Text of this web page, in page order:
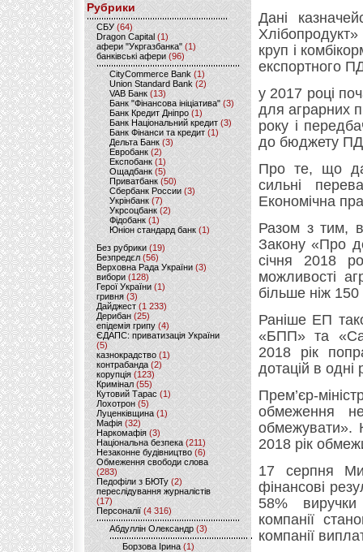
Рубрики
CБУ (64)
Dragon Capital (1)
афери "Укргазбанка" (1)
банківські афери (96)
CityCommerce Bank (1)
Union Standard Bank (2)
VAB Банк (13)
Банк "Фінансова ініціатива" (3)
Банк Кредит Дніпро (1)
Банк Національний кредит (3)
Банк Фінанси та кредит (1)
Дельта Банк (3)
Евробанк(2)
Експобанк (1)
Ощадбанк(5)
Приватбанк (50)
Сбербанк России (3)
Укрінбанк(7)
Укрсоцбанк (2)
Фідобанк (1)
Юніон стандард банк(1)
Без рубрики (19)
Безпредєл(56)
Верховна Рада України (3)
вибори(128)
Герої України(1)
гривня (3)
Дайджест (1 233)
Дерибан (25)
епідемія грипу (4)
ЄДАПС: приватизація України
(5)
казнокрадство (1)
контрабанда (2)
корупція (123)
Кримінал (55)
Кутовий Тарас (1)
Лохотрон(5)
Луценківщина (1)
Мафія (32)
Наркомафія (3)
Національна безпека (211)
Незаконне будівництво(6)
Обмеження свободи слова
(283)
Педофіли з БЮТу (2)
переслідування журналістів
(17)
Персоналії (4 316)
Абдуллін Олександр (3)
Борзова Ірина(1)
Дані
круп і
експортного
у 2017 році
для аграрних
року і
до бюджету
Про те, що
сильні
Економічна
Разом з тим,
Закону «Про
січня 2018
можливості
більше ніж
Раніше ЕП
«БПП» та
2018 рік
дотацій в одні
Прем’єр-
обмеження
обмежувати».
2018 рік
17 серпня
фінансові
58% виручки
компанії
компанії